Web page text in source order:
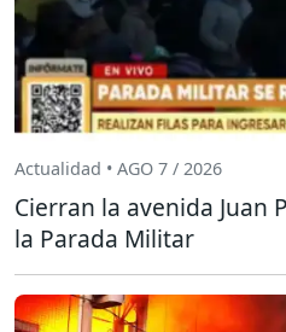
Actualidad • AGO 7 / 2026
Cierran la avenida Juan
la Parada Militar